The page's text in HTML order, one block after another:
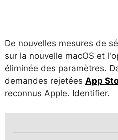
De nouvelles mesures de
sur la nouvelle macOS et
éliminée des paramètres.
demandes rejetées App
reconnus Apple. Identifier.